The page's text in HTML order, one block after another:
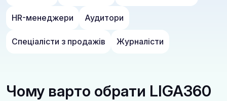
HR-менеджери Аудитори
Спеціалісти з продажів Журналісти
Чому варто обрати LIGA360